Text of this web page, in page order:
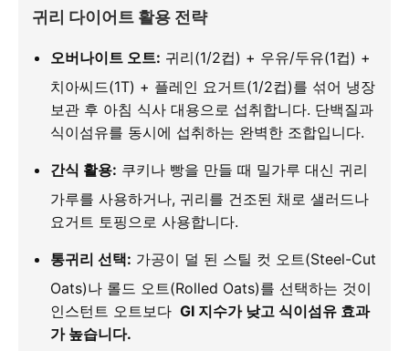
귀리 다이어트 활용 전략
오버나이트 오트: 귀리(1/2컵) + 우유/두유(1컵) +
치아씨드(1T) + 플레인 요거트(1/2컵)를 섞어 냉장
보관 후 아침 식사 대용으로 섭취합니다. 단백질과
식이섬유를 동시에 섭취하는 완벽한 조합입니다.
간식 활용: 쿠키나 빵을 만들 때 밀가루 대신 귀리
가루를 사용하거나, 귀리를 건조된 채로 샐러드나
요거트 토핑으로 사용합니다.
통귀리 선택: 가공이 덜 된 스틸 컷 오트(Steel-Cut
Oats)나 롤드 오트(Rolled Oats)를 선택하는 것이
인스턴트 오트보다 GI 지수가 낮고 식이섬유 효과
가 높습니다.